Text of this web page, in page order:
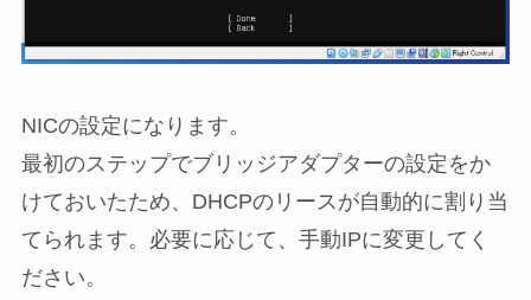
NICの設定になります。
最初のステップでブリッジアダプターの設定をか
けておいたため、DHCPのリースが自動的に割り当
てられます。必要に応じて、手動IPに変更してく
ださい。